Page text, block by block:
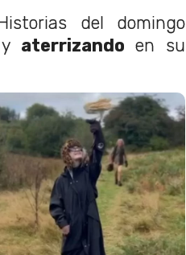
del domingo
y aterrizando en su